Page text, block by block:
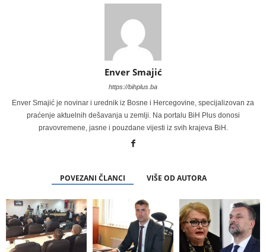
Enver Smajić
https://bihplus.ba
Enver Smajić je novinar i urednik iz Bosne i Hercegovine, specijalizovan za
praćenje aktuelnih dešavanja u zemlji. Na portalu BiH Plus donosi
pravovremene, jasne i pouzdane vijesti iz svih krajeva BiH.
POVEZANI ČLANCI VIŠE OD AUTORA